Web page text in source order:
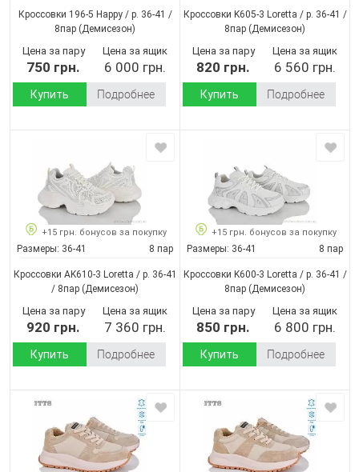
Кроссовки 196-5 Happy / p. 36-41 /
8пар (Демисезон)
Цена за пару
750 грн.
Цена за ящик
6 000 грн.
Купить Подробнее
Кроссовки K605-3 Loretta / p. 36-41 /
8пар (Демисезон)
Цена за пару
820 грн.
Цена за ящик
6 560 грн.
Купить Подробнее
+15 грн. бонусов за покупку
Размеры: 36-41 8 пар
Кроссовки AK610-3 Loretta / p. 36-41
/ 8пар (Демисезон)
Цена за пару
920 грн.
Цена за ящик
7 360 грн.
Купить Подробнее
+15 грн. бонусов за покупку
Размеры: 36-41 8 пар
Кроссовки K600-3 Loretta / p. 36-41 /
8пар (Демисезон)
Цена за пару
850 грн.
Цена за ящик
6 800 грн.
Купить Подробнее